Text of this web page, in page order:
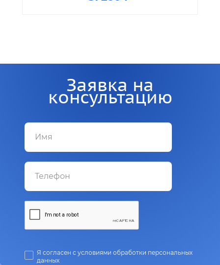
Заявка на
консультацию
Я согласен с условиями обработки персональных
данных